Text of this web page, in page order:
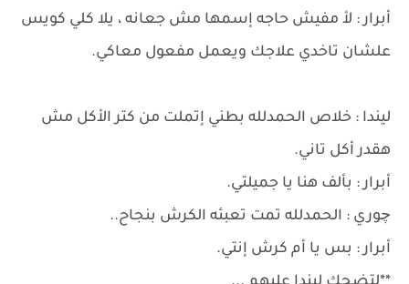
أبرار : لأ مفيش حاجه إسمها مش جعانه ، يلا كلي كويس
علشان تاخدي علاجك ويعمل مفعول معاكي.
ليندا : خلاص الحمدلله بطني إتملت من كتر الأكل مش
هقدر أكل تاني.
أبرار : بألف هنا يا جميلتي.
چوري : الحمدلله تمت تعبئه الكرش بنجاح..
أبرار : بس يا أم كرش إنتي.